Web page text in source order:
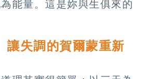
能量。這是妳與生俱來的
失調的賀爾蒙重新